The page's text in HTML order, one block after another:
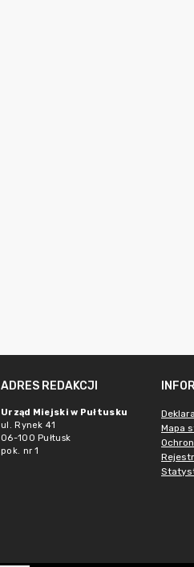
ADRES REDAKCJI
Urząd Miejski w Pułtusku
ul. Rynek 41
06-100 Pułtusk
pok. nr 1
Mapa